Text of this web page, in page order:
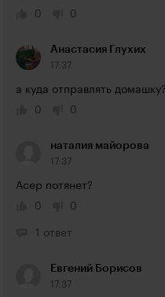
0
0
Анастасия Глухих
17:37
а куда отправлять домашку?
0
0
наталия майорова
17:37
Асер потянет?
0
0
1 ответ
Евгений Борисов
17:37